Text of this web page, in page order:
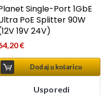
Single-Port 1GbE
PoE Splitter 90W
19V 24V)
€
Dodaj u košaricu
Usporedi